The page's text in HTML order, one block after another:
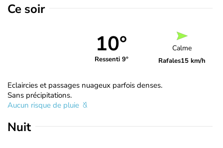
Ce soir
10°
Ressenti 9°
Calme
Rafales15 km/h
Eclaircies et passages nuageux parfois denses.
Sans précipitations.
Aucun risque de pluie
Nuit